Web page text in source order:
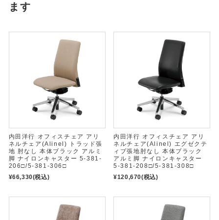
ます
内田洋行 オフィスチェア アリ
ネルチェア(Alinel) トラッド張
地 肘なし 本体ブラック アルミ
脚 ナイロンキャスター 5-381-
206□/5-381-306□
¥66,330(税込)
内田洋行 オフィスチェア アリ
ネルチェア(Alinel) エグゼクテ
ィブ張地肘なし 本体ブラック
アルミ脚 ナイロンキャスター
5-381-208□/5-381-308□
¥120,670(税込)